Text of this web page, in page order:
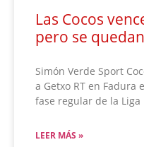
Las Cocos
pero se
Simón Verde Sport
a Getxo RT en
fase regular de la Liga
LEER MÁS »